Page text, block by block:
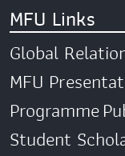
MFU Links
Global
MFU
Programme
Student